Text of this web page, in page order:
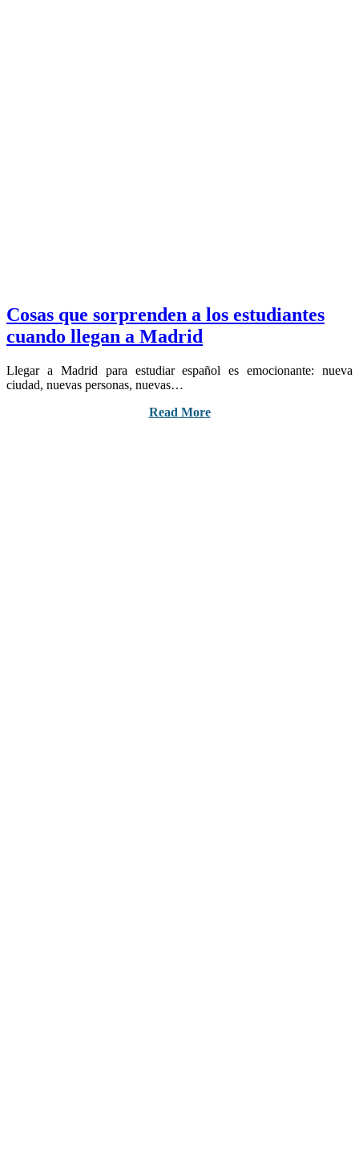
Cosas que sorprenden a los estudiantes
cuando llegan a Madrid
Llegar a Madrid para estudiar español es emocionante: nueva
ciudad, nuevas personas, nuevas…
Read More